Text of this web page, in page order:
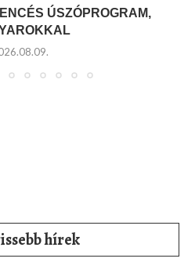
ÚSZÓPROGRAM,
hírek